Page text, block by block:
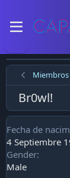
Miembros
Br0wl!
Fecha de
4 Septiembre
Gender
Male